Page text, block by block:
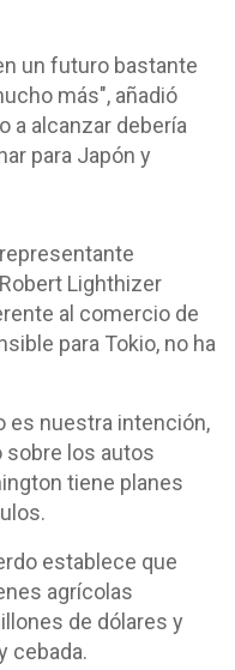
un futuro bastante
más", añadió
a alcanzar debería
para Japón y
Lighthizer
al comercio de
para Tokio, no ha
es nuestra intención,
sobre los autos
tiene planes
establece que
agrícolas
de dólares y
cebada.